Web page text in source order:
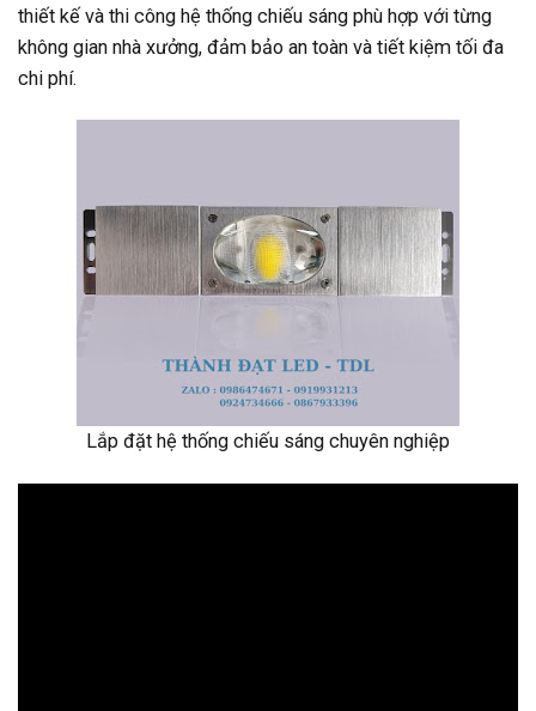
thiết kế và thi công hệ thống chiếu sáng phù hợp với từng
không gian nhà xưởng, đảm bảo an toàn và tiết kiệm tối đa
chi phí.
Lắp đặt hệ thống chiếu sáng chuyên nghiệp